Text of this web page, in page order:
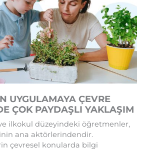
UYGULAMAYA ÇEVRE
ÇOK PAYDAŞLI YAKLAŞIM
ilkokul düzeyindeki öğretmenler,
ana aktörlerindendir.
çevresel konularda bilgi